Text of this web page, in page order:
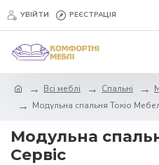
УВІЙТИ РЕЄСТРАЦІЯ
Всі меблі Спальні
Модульна спальня Токіо
Модульна
Сервіс